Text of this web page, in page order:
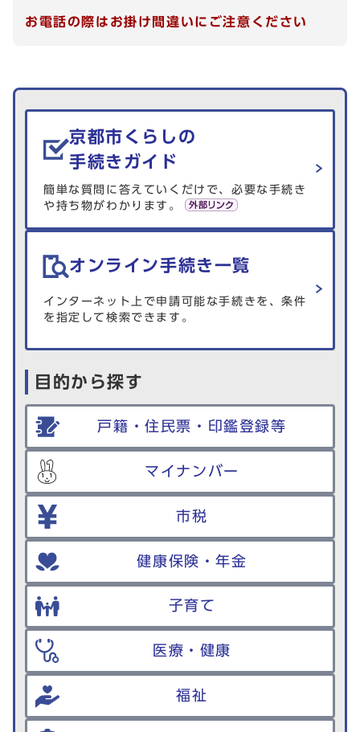
お電話の際はお掛け間違いにご注意ください
生活情報を探す
京都市くらしの
手続きガイド
簡単な質問に答えていくだけで、必要な手続き
や持ち物がわかります。
オンライン手続き一覧
インターネット上で申請可能な手続きを、条件
を指定して検索できます。
目的から探す
戸籍・住民票・印鑑登録等
マイナンバー
市税
健康保険・年金
子育て
医療・健康
福祉